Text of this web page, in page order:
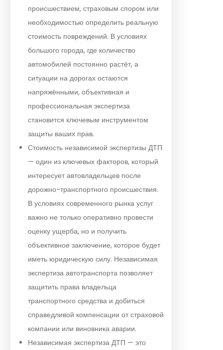
происшествием, страховым спором или
необходимостью определить реальную
стоимость повреждений. В условиях
большого города, где количество
автомобилей постоянно растёт, а
ситуации на дорогах остаются
напряжёнными, объективная и
профессиональная экспертиза
становится ключевым инструментом
защиты ваших прав.
Стоимость независимой экспертизы ДТП
— один из ключевых факторов, который
интересует автовладельцев после
дорожно-транспортного происшествия.
В условиях современного рынка услуг
важно не только оперативно провести
оценку ущерба, но и получить
объективное заключение, которое будет
иметь юридическую силу. Независимая
экспертиза автотранспорта позволяет
защитить права владельца
транспортного средства и добиться
справедливой компенсации от страховой
компании или виновника аварии.
Независимая экспертиза ДТП — это